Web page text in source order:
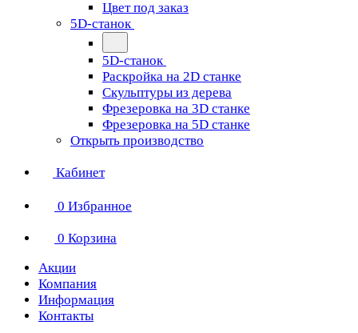
Цвет под заказ
5D-станок
5D-станок
Раскройка на 2D станке
Скульптуры из дерева
Фрезеровка на 3D станке
Фрезеровка на 5D станке
Открыть производство
Кабинет
0 Избранное
0 Корзина
Акции
Компания
Информация
Контакты